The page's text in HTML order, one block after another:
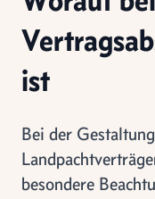
ist
Bei der
besondere